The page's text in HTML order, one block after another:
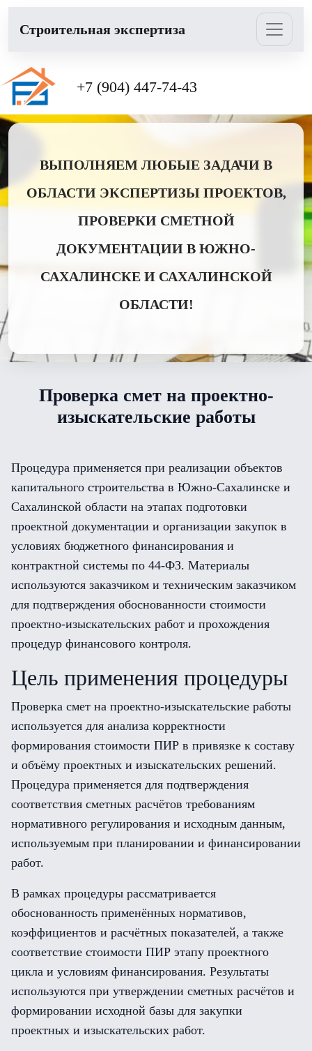
Cтроительная экспертиза
+7 (904) 447-74-43
ВЫПОЛНЯЕМ ЛЮБЫЕ ЗАДАЧИ В
ОБЛАСТИ ЭКСПЕРТИЗЫ ПРОЕКТОВ,
ПРОВЕРКИ СМЕТНОЙ
ДОКУМЕНТАЦИИ В ЮЖНО-
САХАЛИНСКЕ И САХАЛИНСКОЙ
ОБЛАСТИ!
Проверка смет на проектно-
изыскательские работы
Процедура применяется при реализации объектов
капитального строительства в Южно-Сахалинске и
Сахалинской области на этапах подготовки
проектной документации и организации закупок в
условиях бюджетного финансирования и
контрактной системы по 44-ФЗ. Материалы
используются заказчиком и техническим заказчиком
для подтверждения обоснованности стоимости
проектно-изыскательских работ и прохождения
процедур финансового контроля.
Цель применения процедуры
Проверка смет на проектно-изыскательские работы
используется для анализа корректности
формирования стоимости ПИР в привязке к составу
и объёму проектных и изыскательских решений.
Процедура применяется для подтверждения
соответствия сметных расчётов требованиям
нормативного регулирования и исходным данным,
используемым при планировании и финансировании
работ.
В рамках процедуры рассматривается
обоснованность применённых нормативов,
коэффициентов и расчётных показателей, а также
соответствие стоимости ПИР этапу проектного
цикла и условиям финансирования. Результаты
используются при утверждении сметных расчётов и
формировании исходной базы для закупки
проектных и изыскательских работ.